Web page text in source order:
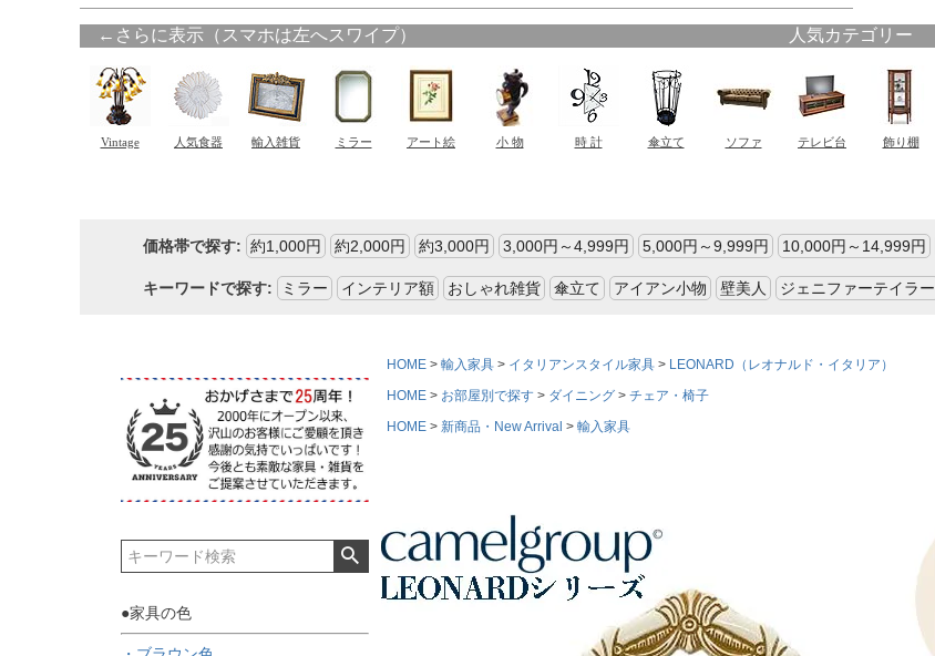
価格帯で探す: 約1,000円 約2,000円 約3,000円 3,000円～4,999円 5,000円～9,999円 10,000円～14,999円
キーワードで探す: ミラー インテリア額 おしゃれ雑貨 傘立て アイアン小物 壁美人 ジェニファーテイラー
●家具の色
HOME 輸入家具 イタリアンスタイル家具
LEONARD（レオナルド・イタリア）
HOME
お部屋別で探す ダイニング
チェア・椅子
HOME
新商品・New Arrival 輸入家具